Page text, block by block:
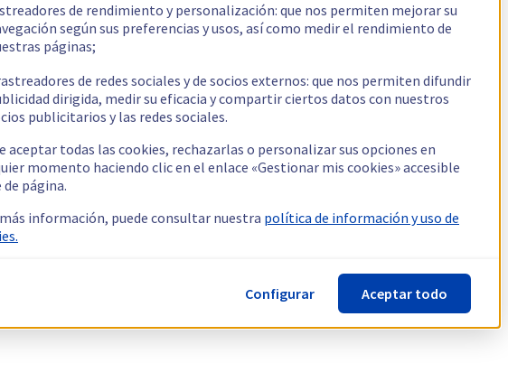
de rendimiento y personalización: que nos permiten mejorar su
según sus preferencias y usos, así como medir el rendimiento de
páginas;
de redes sociales y de socios externos: que nos permiten difundir
dirigida, medir su eficacia y compartir ciertos datos con nuestros
publicitarios y las redes sociales.
aceptar todas las cookies, rechazarlas o personalizar sus opciones en
momento haciendo clic en el enlace «Gestionar mis cookies» accesible
de página.
información, puede consultar nuestra política de información y uso de
Configurar Aceptar todo